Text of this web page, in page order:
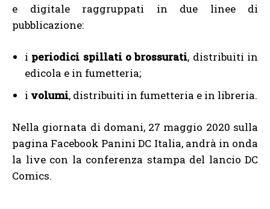
e digitale raggruppati in due linee di
pubblicazione:
i periodici spillati o brossurati, distribuiti in
edicola e in fumetteria;
i volumi, distribuiti in fumetteria e in libreria.
Nella giornata di domani, 27 maggio 2020 sulla
pagina Facebook Panini DC Italia, andrà in onda
la live con la conferenza stampa del lancio DC
Comics.